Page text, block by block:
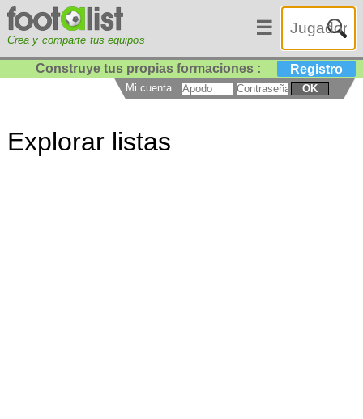
Crea y comparte tus equipos
☰
Construye tus propias formaciones : Registro
Mi cuenta OK
Explorar listas